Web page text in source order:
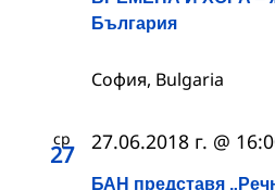
България
София, Bulgaria
ср
27
БАН представя
27.06.2018 г. @